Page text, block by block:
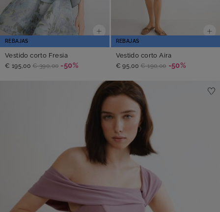
REBAJAS
Vestido corto Fresia
€ 195,00 € 390,00 -50%
REBAJAS
Vestido corto Aira
€ 95,00 € 190,00 -50%